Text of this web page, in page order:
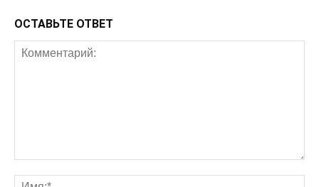
у
б
ОСТАВЬТЕ ОТВЕТ